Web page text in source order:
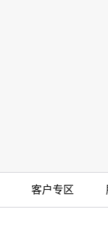
客户专区